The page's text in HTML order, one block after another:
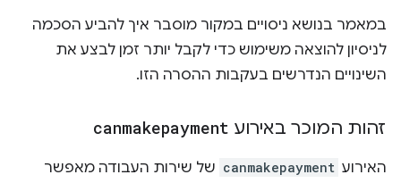
במאמר בנושא ניסויים במקור מוסבר איך להביע הסכמה
לניסיון להוצאה משימוש כדי לקבל יותר זמן לבצע את
השינויים הנדרשים בעקבות ההסרה הזו.
זהות המוכר באירוע canmakepayment
האירוע canmakepayment של שירות העבודה מאפשר